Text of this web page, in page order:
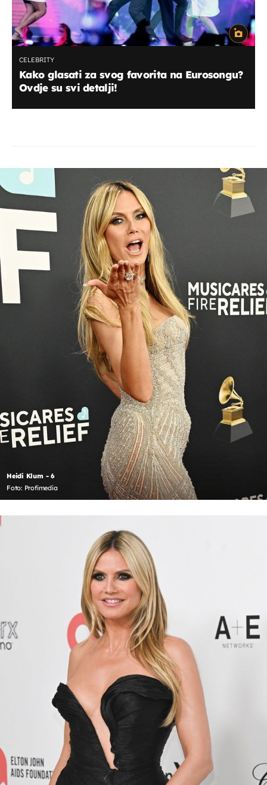
CELEBRITY
Kako glasati za svog favorita na Eurosongu?
Ovdje su svi detalji!
Heidi Klum - 6
Foto: Profimedia